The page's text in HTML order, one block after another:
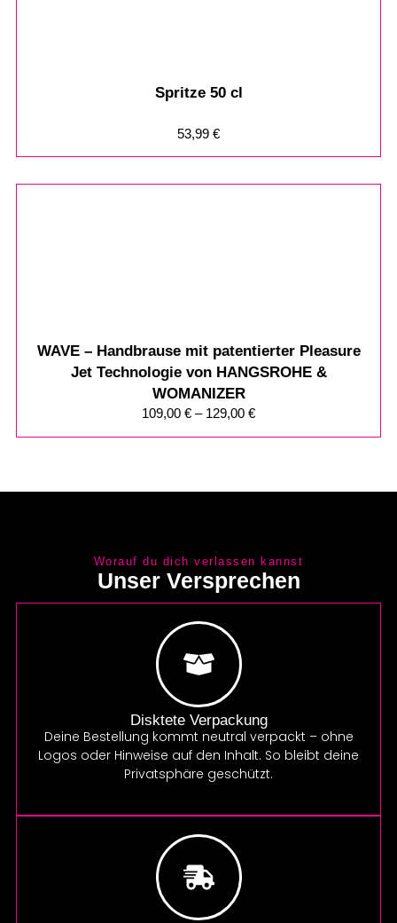
Spritze 50 cl
53,99 €
WAVE – Handbrause mit patentierter Pleasure
Jet Technologie von HANGSROHE &
WOMANIZER
109,00 € – 129,00 €
Worauf du dich verlassen kannst
Unser Versprechen
Disktete Verpackung
Deine Bestellung kommt neutral verpackt – ohne
Logos oder Hinweise auf den Inhalt. So bleibt deine
Privatsphäre geschützt.